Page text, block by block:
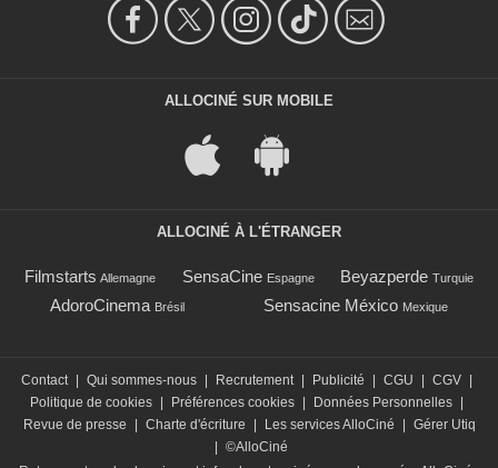
ALLOCINÉ SUR MOBILE
ALLOCINÉ À L'ÉTRANGER
Filmstarts Allemagne SensaCine Espagne Beyazperde Turquie
AdoroCinema Brésil Sensacine México Mexique
Contact | Qui sommes-nous | Recrutement | Publicité | CGU | CGV |
Politique de cookies | Préférences cookies | Données Personnelles |
Revue de presse
| Charte d'écriture | Les services AlloCiné | Gérer Utiq
| ©AlloCiné